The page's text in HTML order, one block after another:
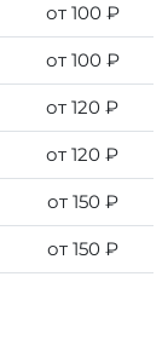
от 100 ₽
от 100 ₽
от 120 ₽
от 120 ₽
от 150 ₽
от 150 ₽